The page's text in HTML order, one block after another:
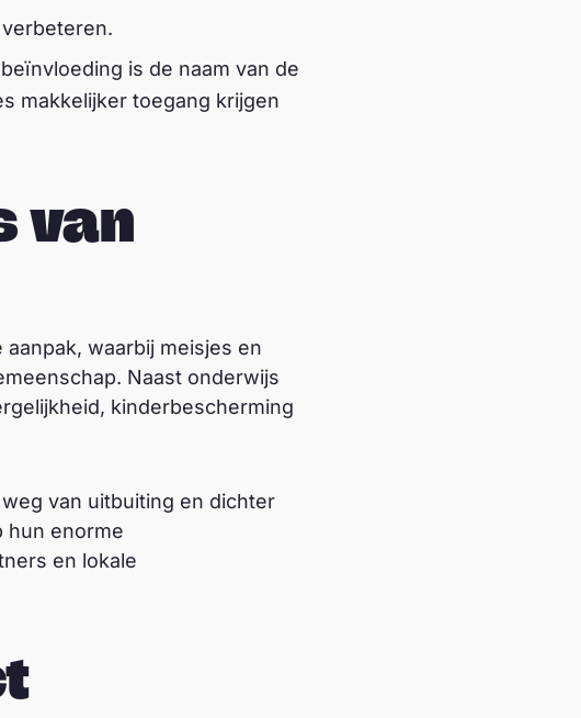
is de naam van de
makkelijker toegang krijgen
van
waarbij meisjes en
Naast onderwijs
kinderbescherming
van uitbuiting en dichter
hun enorme
en lokale